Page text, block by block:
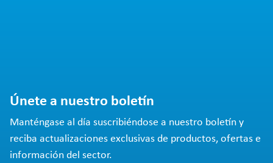
Únete a nuestro boletín
Manténgase al día suscribiéndose a nuestro boletín y
reciba actualizaciones exclusivas de productos, ofertas e
información del sector.